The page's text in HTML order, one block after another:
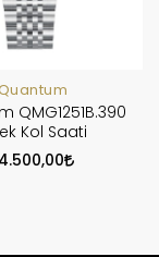
QMG1251B.390
Kol Saati